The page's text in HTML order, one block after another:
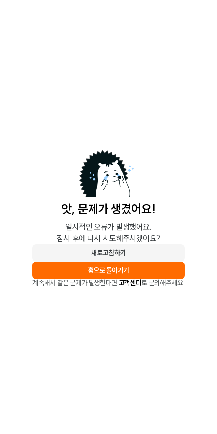
앗, 문제가 생겼어요!
일시적인 오류가 발생했어요.
잠시 후에 다시 시도해주시겠어요?
새로고침하기
홈으로 돌아가기
계속해서 같은 문제가 발생한다면 고객센터로 문의해주세요.